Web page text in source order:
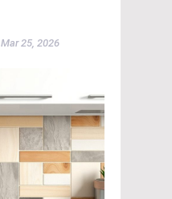
Mar 25, 2026